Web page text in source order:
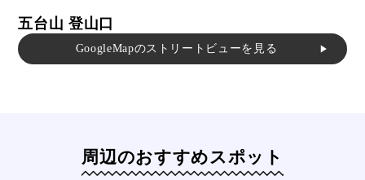
五台山 登山口
GoogleMapのストリートビューを見る ▶︎
周辺のおすすめスポット